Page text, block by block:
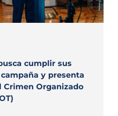
cumplir sus
y presenta
Crimen Organizado